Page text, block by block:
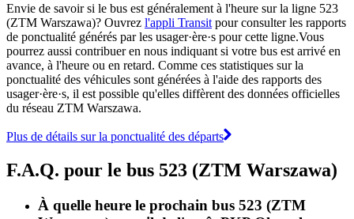
Envie de savoir si le bus est généralement à l'heure sur la ligne 523
(ZTM Warszawa)? Ouvrez l'appli Transit pour consulter les rapports
de ponctualité générés par les usager·ère·s pour cette ligne.Vous
pourrez aussi contribuer en nous indiquant si votre bus est arrivé en
avance, à l'heure ou en retard. Comme ces statistiques sur la
ponctualité des véhicules sont générées à l'aide des rapports des
usager·ère·s, il est possible qu'elles diffèrent des données officielles
du réseau ZTM Warszawa.
Plus de détails sur la ponctualité des départs
F.A.Q. pour le bus 523 (ZTM Warszawa)
À quelle heure le prochain bus 523 (ZTM